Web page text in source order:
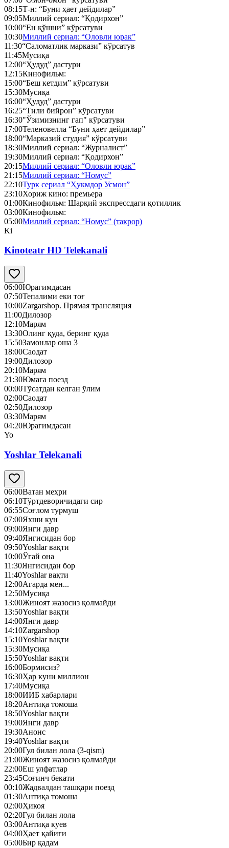
08:15Т-н: “Буни ҳает дейдилар”
09:05Миллий сериал: “Қодирхон”
10:00“Ен қўшни” кўрсатуви
10:30Миллий сериал: “Оловли юрак”
11:30“Саломатлик маркази” кўрсатув
11:45Мусиқа
12:00“Ҳудуд” дастури
12:15Кинофильм:
15:00“Беш кетдим” кўрсатуви
15:30Мусиқа
16:00“Ҳудуд” дастури
16:25“Тили бийрон” кўрсатуви
16:30"Ўзимизнинг гап" кўрсатуви
17:00Теленовелла “Буни ҳает дейдилар”
18:00“Марказий студия” кўрсатуви
18:30Миллий сериал: “Журналист”
19:30Миллий сериал: “Қодирхон”
20:15Миллий сериал: “Оловли юрак”
21:15Миллий сериал: “Номус”
22:10Турк сериал “Ҳукмдор Усмон”
23:10Хориж кино: премьера
01:00Кинофильм: Шарқий экспрессдаги қотиллик
03:00Кинофильм:
05:00Миллий сериал: “Номус” (такрор)
Ki
Kinoteatr HD Telekanali
06:00Юрагимдасан
07:50Тепалими еки тоғ
10:00Zargarshop. Прямая трансляция
11:00Дилозор
12:10Марям
13:30Олинг қуда, беринг қуда
15:50Замонлар оша 3
18:00Саодат
19:00Дилозор
20:10Марям
21:30Юмага поезд
00:00Тўсатдан келган ўлим
02:00Саодат
02:50Дилозор
03:30Марям
04:20Юрагимдасан
Yo
Yoshlar Telekanali
06:00Ватан меҳри
06:10Тўртдеворичидаги сир
06:55Соғлом турмуш
07:00Яхши кун
09:00Янги давр
09:40Янгисидан бор
09:50Yoshlar вақти
10:00Ўгай она
11:30Янгисидан бор
11:40Yoshlar вақти
12:00Агарда мен...
12:50Mусиқа
13:00Жиноят жазосиз қолмайди
13:50Yoshlar вақти
14:00Янги давр
14:10Zargarshop
15:10Yoshlar вақти
15:30Mусиқа
15:50Yoshlar вақти
16:00Бормисиз?
16:30Ҳар куни миллион
17:40Mусиқа
18:00ИИБ хабарлари
18:20Антиқа томоша
18:50Yoshlar вақти
19:00Янги давр
19:30Анонс
19:40Yoshlar вақти
20:00Гул билан лола (3-qism)
21:00Жиноят жазосиз қолмайди
22:00Еш улфатлар
23:45Соғинч бекати
00:10Жадвалдан ташқари поезд
01:30Антиқа томоша
02:00Ҳикоя
02:20Гул билан лола
03:00Антиқа куев
04:00Ҳает қайиғи
05:00Бир қадам